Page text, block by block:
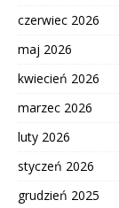
czerwiec 2026
maj 2026
kwiecień 2026
marzec 2026
luty 2026
styczeń 2026
grudzień 2025